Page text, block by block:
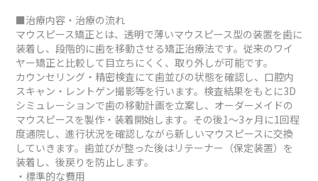
■治療内容・治療の流れ
マウスピース矯正とは、透明で薄いマウスピース型の装置を歯に
装着し、段階的に歯を移動させる矯正治療法です。従来のワイ
ヤー矯正と比較して目立ちにくく、取り外しが可能です。
カウンセリング・精密検査にて歯並びの状態を確認し、口腔内
スキャン・レントゲン撮影等を行います。検査結果をもとに3D
シミュレーションで歯の移動計画を立案し、オーダーメイドの
マウスピースを製作・装着開始します。その後1～3ヶ月に1回程
度通院し、進行状況を確認しながら新しいマウスピースに交換
していきます。歯並びが整った後はリテーナー（保定装置）を
装着し、後戻りを防止します。
・標準的な費用